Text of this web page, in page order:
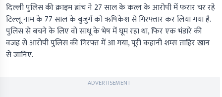
दिल्ली पुलिस की क्राइम ब्रांच ने 27 साल के कत्ल के आरोपी में फरार चर रहे
टिल्लू नाम के 77 साल के बुजुर्ग को ऋषिकेश से गिरफ्तार कर लिया गया है.
पुलिस से बचने के लिए वो साधू के भेष में घूम रहा था, फिर एक भंडारे की
वजह से आरोपी पुलिस की गिरफ्त में आ गया, पूरी कहानी शम्स ताहिर खान
से जानिए.
ADVERTISEMENT